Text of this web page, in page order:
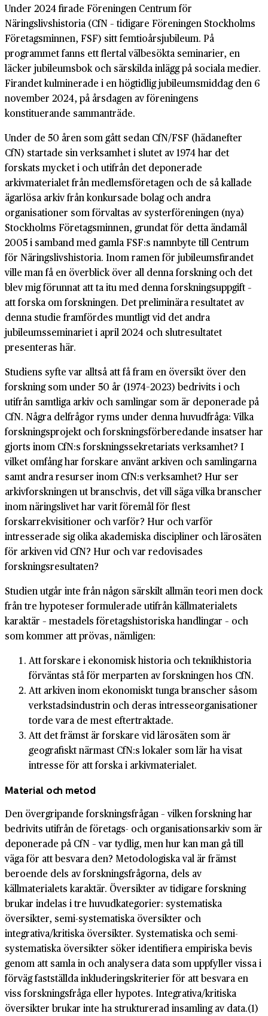
Under 2024 firade Föreningen Centrum för
Näringslivshistoria (CfN – tidigare Föreningen Stockholms
Företagsminnen, FSF) sitt femtioårs­jubileum. På
programmet fanns ett flertal välbesökta seminarier, en
läcker jubileumsbok och särskilda inlägg på sociala medier.
Firandet kulminerade i en högtidlig jubileumsmiddag den 6
november 2024, på årsdagen av föreningens
konstituerande sammanträde.
Under de 50 åren som gått sedan CfN/FSF (hädanefter
CfN) startade sin verksamhet i slutet av 1974 har det
forskats mycket i och utifrån det deponerade
arkivmaterialet från medlemsföretagen och de så kallade
ägarlösa arkiv från konkursade bolag och andra
organisationer som förvaltas av systerföreningen (nya)
Stockholms Företagsminnen, grundat för detta ändamål
2005 i samband med gamla FSF:s namnbyte till Centrum
för Näringslivshistoria. Inom ramen för jubileumsfirandet
ville man få en överblick över all denna forskning och det
blev mig förunnat att ta itu med denna forskningsuppgift –
att forska om forskningen. Det preliminära resultatet av
denna studie framfördes muntligt vid det andra
jubileumsseminariet i april 2024 och slutresultatet
presenteras här.
Studiens syfte var alltså att få fram en översikt över den
forskning som under 50 år (1974–2023) bedrivits i och
utifrån samtliga arkiv och samlingar som är deponerade på
CfN. Några delfrågor ryms under denna huvudfråga: Vilka
forskningsprojekt och forskningsförberedande insatser har
gjorts inom CfN:s forskningssekretariats verksamhet? I
vilket omfång har forskare använt arkiven och samlingarna
samt andra resurser inom CfN:s verksamhet? Hur ser
arkivforskningen ut branschvis, det vill säga vilka branscher
inom näringslivet har varit föremål för flest
forskarrekvisitioner och varför? Hur och varför
intresserade sig olika akademiska discipliner och lärosäten
för arkiven vid CfN? Hur och var redovisades
forskningsresultaten?
Studien utgår inte från någon särskilt allmän teori men dock
från tre hypoteser formulerade utifrån källmaterialets
karaktär – mestadels företagshistoriska handlingar – och
som kommer att prövas, nämligen:
Att forskare i ekonomisk historia och teknikhistoria
förväntas stå för merparten av forskningen hos CfN.
Att arkiven inom ekonomiskt tunga branscher såsom
verkstadsindustrin och deras intresseorganisationer
torde vara de mest eftertraktade.
Att det främst är forskare vid lärosäten som är
geografiskt närmast CfN:s lokaler som lär ha visat
intresse för att forska i arkivmaterialet.
Material och metod
Den övergripande forskningsfrågan – vilken forskning har
bedrivits utifrån de företags- och organisationsarkiv som är
deponerade på CfN – var tydlig, men hur kan man gå till
väga för att besvara den? Metodologiska val är främst
beroende dels av forskningsfrågorna, dels av
källmaterialets karaktär. Översikter av tidigare forskning
brukar indelas i tre huvudkategorier: systematiska
översikter, semi-systematiska översikter och
integrativa/kritiska översikter. Systematiska och semi-
systematiska översikter söker identifiera empiriska bevis
genom att samla in och analysera data som uppfyller vissa i
förväg fastställda inkluderingskriterier för att besvara en
viss forskningsfråga eller hypotes. Integrativa/kritiska
översikter brukar inte ha strukturerad insamling av data.(1)